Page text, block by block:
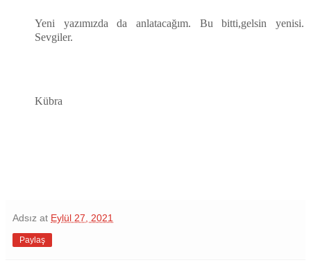
Yeni yazımızda da anlatacağım. Bu bitti,gelsin yenisi.
Sevgiler.
Kübra
Adsız at Eylül 27, 2021
Paylaş